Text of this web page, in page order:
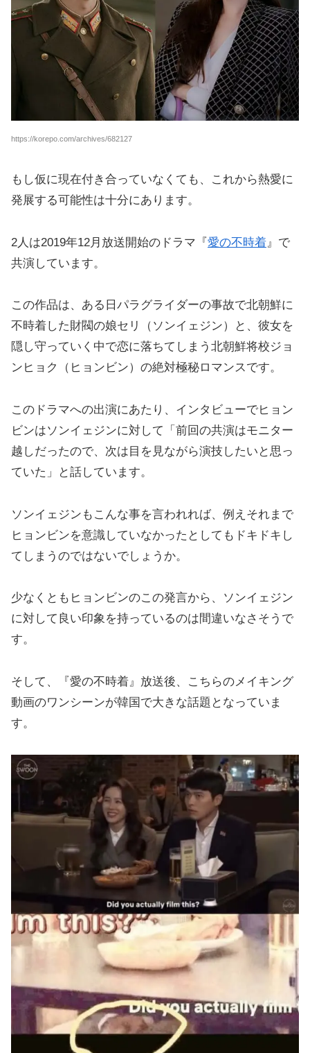
https://korepo.com/archives/682127
もし仮に現在付き合っていなくても、これから熱愛に
発展する可能性は十分にあります。
2人は2019年12月放送開始のドラマ『愛の不時着 』で
共演しています。
この作品は、ある日パラグライダーの事故で北朝鮮に
不時着した財閥の娘セリ（ソンイェジン）と、彼女を
隠し守っていく中で恋に落ちてしまう北朝鮮将校ジョ
ンヒョク（ヒョンビン）の絶対極秘ロマンスです。
このドラマへの出演にあたり、インタビューでヒョン
ビンはソンイェジンに対して「前回の共演はモニター
越しだったので、次は目を見ながら演技したいと思っ
ていた」と話しています。
ソンイェジンもこんな事を言われれば、例えそれまで
ヒョンビンを意識していなかったとしてもドキドキし
てしまうのではないでしょうか。
少なくともヒョンビンのこの発言から、ソンイェジン
に対して良い印象を持っているのは間違いなさそうで
す。
そして、『愛の不時着』放送後、こちらのメイキング
動画のワンシーンが韓国で大きな話題となっていま
す。